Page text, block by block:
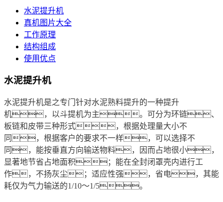
水泥提升机
真机图片大全
工作原理
结构组成
使用优点
水泥提升机
水泥提升机是之专门针对水泥熟料提升的一种提升
机，以斗提机为主。可分为环链、
板链和皮带三种形式，根据处理量大小不
同，根据客户的要求不一样，可以选择不
同，能按垂直方向输送物料，因而占地很小，
显著地节省占地面积；能在全封闭罩壳内进行工
作，不扬灰尘；适应性强，省电，其能
耗仅为气力输送的1/10～1/5。